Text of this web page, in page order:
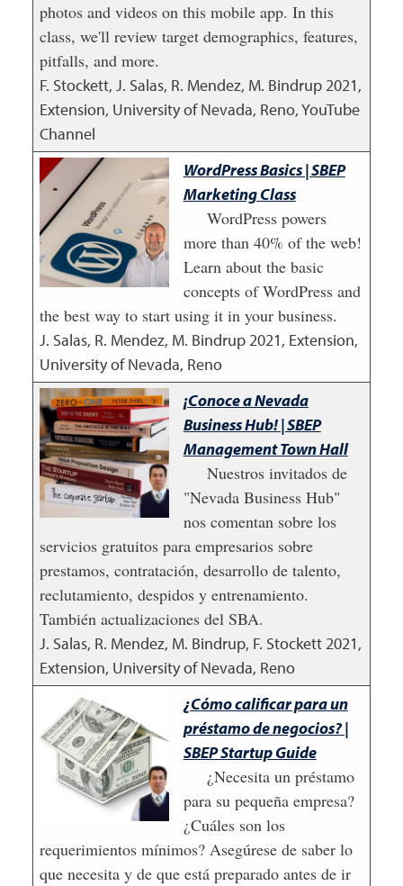
photos and videos on this mobile app. In this
class, we'll review target demographics, features,
pitfalls, and more.
F. Stockett, J. Salas, R. Mendez, M. Bindrup2021,
Extension, University of Nevada, Reno, YouTube
Channel
WordPress Basics | SBEP
Marketing Class
WordPress powers
more than 40% of the web!
Learn about the basic
concepts of WordPress and
the best way to start using it in your business.
J. Salas, R. Mendez, M. Bindrup2021, Extension,
University of Nevada, Reno
¡Conoce a Nevada
Business Hub! | SBEP
Management Town Hall
Nuestros invitados de
"Nevada Business Hub"
nos comentan sobre los
servicios gratuitos para empresarios sobre
prestamos, contratación, desarrollo de talento,
reclutamiento, despidos y entrenamiento.
También actualizaciones del SBA.
J. Salas, R. Mendez, M. Bindrup, F. Stockett2021,
Extension, University of Nevada, Reno
¿Cómo calificar para un
préstamo de negocios? |
SBEP Startup Guide
¿Necesita un préstamo
para su pequeña empresa?
¿Cuáles son los
requerimientos mínimos? Asegúrese de saber lo
que necesita y de que está preparado antes de ir